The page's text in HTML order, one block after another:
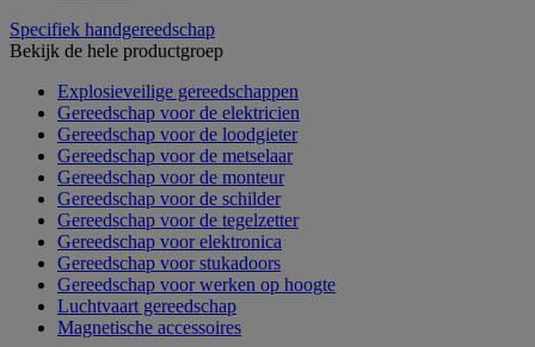
Specifiek handgereedschap
Bekijk de hele productgroep
Explosieveilige gereedschappen
Gereedschap voor de elektricien
Gereedschap voor de loodgieter
Gereedschap voor de metselaar
Gereedschap voor de monteur
Gereedschap voor de schilder
Gereedschap voor de tegelzetter
Gereedschap voor elektronica
Gereedschap voor stukadoors
Gereedschap voor werken op hoogte
Luchtvaart gereedschap
Magnetische accessoires